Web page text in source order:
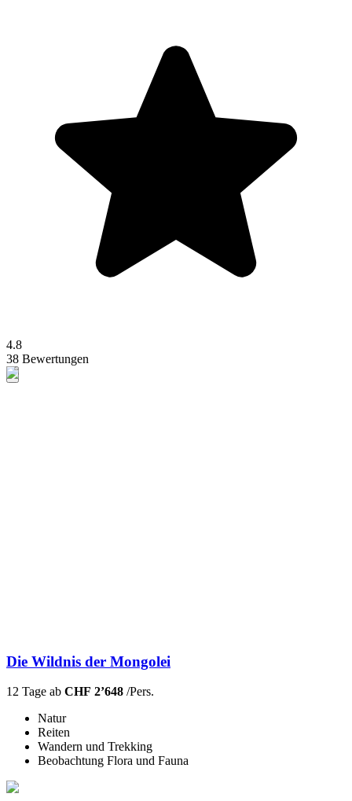
4.8
38 Bewertungen
Die Wildnis der Mongolei
12 Tage ab CHF 2’648 /Pers.
Natur
Reiten
Wandern und Trekking
Beobachtung Flora und Fauna